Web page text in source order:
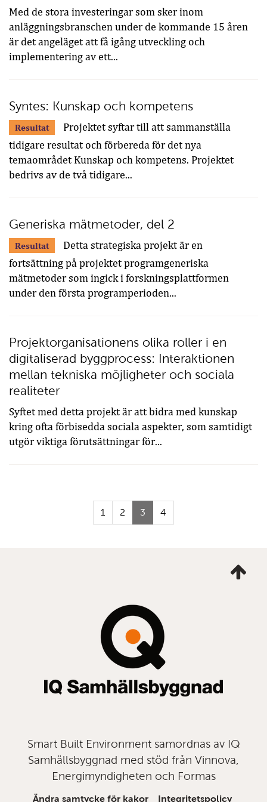
Med de stora investeringar som sker inom
anläggningsbranschen under de kommande 15 åren
är det angeläget att få igång utveckling och
implementering av ett...
Syntes: Kunskap och kompetens
Resultat
Projektet syftar till att sammanställa
tidigare resultat och förbereda för det nya
temaområdet Kunskap och kompetens. Projektet
bedrivs av de två tidigare...
Generiska mätmetoder, del 2
Resultat
Detta strategiska projekt är en
fortsättning på projektet programgeneriska
mätmetoder som ingick i forskningsplattformen
under den första programperioden...
Projektorganisationens olika roller i en
digitaliserad byggprocess: Interaktionen
mellan tekniska möjligheter och sociala
realiteter
Syftet med detta projekt är att bidra med kunskap
kring ofta förbisedda sociala aspekter, som samtidigt
utgör viktiga förutsättningar för...
1 2 3(Aktuell
sida)
4
mig
Smart Built Environment samordnas av IQ
Samhällsbyggnad med stöd från Vinnova,
Energimyndigheten och Formas
Ändra samtycke för kakor Integritetspolicy